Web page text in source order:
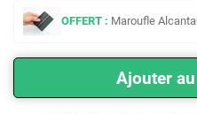
OFFERT : Maroufle
Ajouter